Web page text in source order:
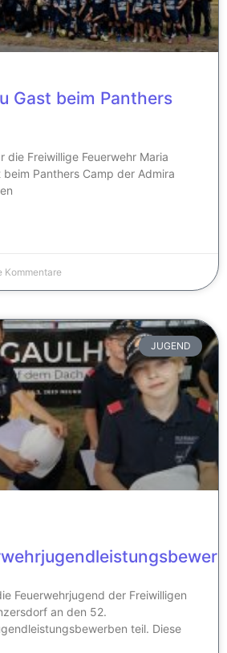
Gast beim Panthers
die Freiwillige Feuerwehr Maria
Panthers Camp der Admira
Kommentare
JUGEND
Feuerwehrjugend der Freiwilligen
an den 52.
teil. Diese